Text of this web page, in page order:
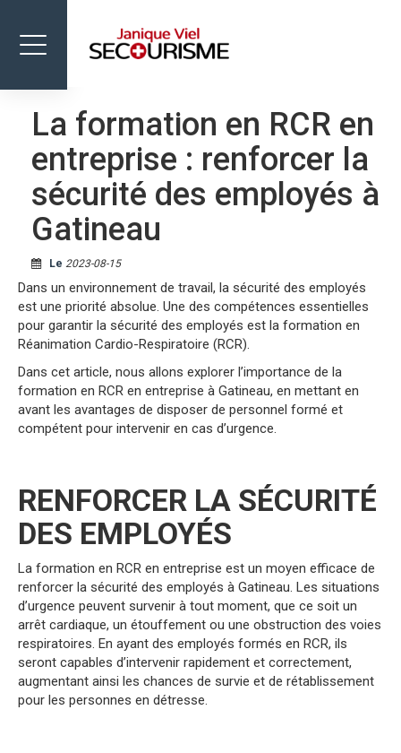
Toggle
FORMATIONS
BOUTIQUE
ÉVÈNEMENTS
La formation en RCR en
entreprise : renforcer la
sécurité des employés à
Gatineau
Le 2023-08-15
Dans un environnement de travail, la sécurité des employés
est une priorité absolue. Une des compétences essentielles
pour garantir la sécurité des employés est la formation en
Réanimation Cardio-Respiratoire (RCR).
Dans cet article, nous allons explorer l’importance de la
formation en RCR en entreprise à Gatineau, en mettant en
avant les avantages de disposer de personnel formé et
compétent pour intervenir en cas d’urgence.
RENFORCER LA SÉCURITÉ
DES EMPLOYÉS
La formation en RCR en entreprise est un moyen efficace de
renforcer la sécurité des employés à Gatineau. Les situations
d’urgence peuvent survenir à tout moment, que ce soit un
arrêt cardiaque, un étouffement ou une obstruction des voies
respiratoires. En ayant des employés formés en RCR, ils
seront capables d’intervenir rapidement et correctement,
augmentant ainsi les chances de survie et de rétablissement
pour les personnes en détresse.